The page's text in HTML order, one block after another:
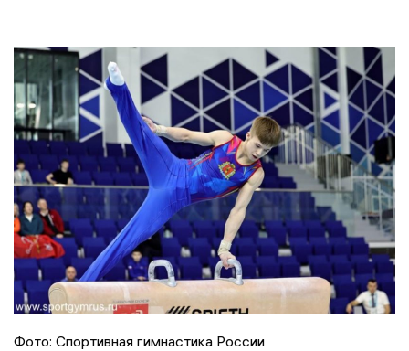
Фото: Спортивная гимнастика России